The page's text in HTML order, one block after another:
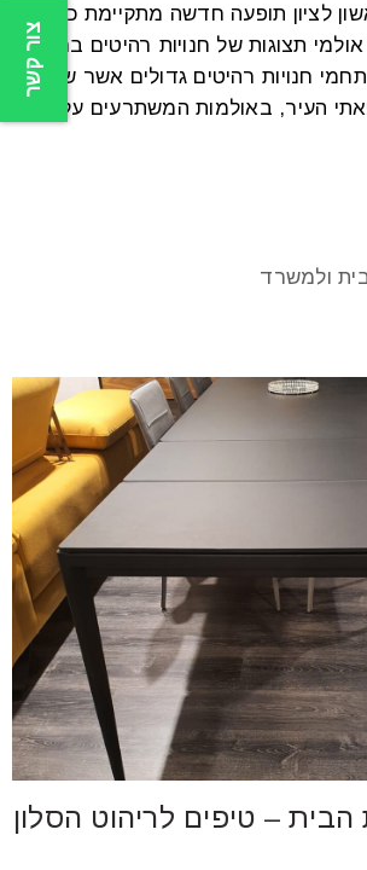
לציון תופעה חדשה מתקיימת כבר
תצוגות של חנויות רהיטים בראשון
חנויות רהיטים גדולים אשר שוכנים
העיר, באולמות המשתרעים על פני
ולמשרד
– טיפים לריהוט הסלון
צור קשר